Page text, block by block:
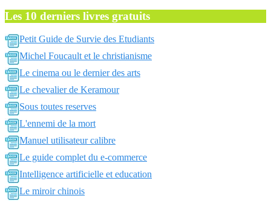
Les 10 derniers livres gratuits
Petit Guide de Survie des Etudiants
Michel Foucault et le christianisme
Le cinema ou le dernier des arts
Le chevalier de Keramour
Sous toutes reserves
L'ennemi de la mort
Manuel utilisateur calibre
Le guide complet du e-commerce
Intelligence artificielle et education
Le miroir chinois